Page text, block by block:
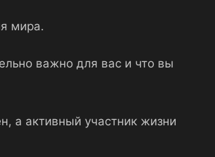
мира.
важно для вас и что вы
а активный участник жизни